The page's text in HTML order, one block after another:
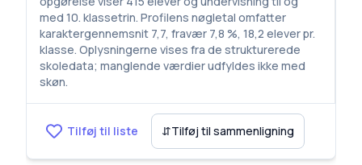
med 10. klassetrin. Profilens nøgletal omfatter
karaktergennemsnit 7,7, fravær 7,8 %, 18,2 elever pr.
klasse. Oplysningerne vises fra de strukturerede
skoledata; manglende værdier udfyldes ikke med
skøn.
Tilføj til liste ⇵Tilføj til sammenligning